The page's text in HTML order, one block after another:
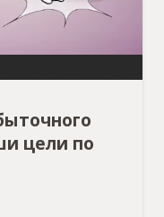
цели по